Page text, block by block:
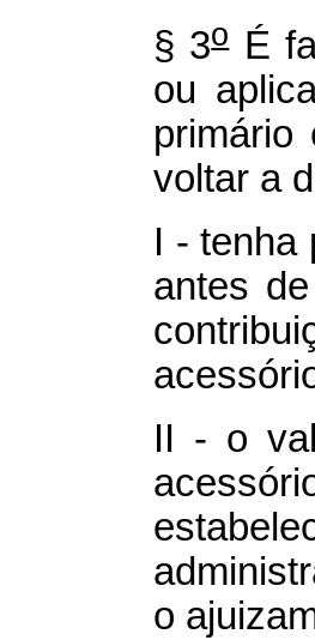
§ 3oÉ
ou
primário
voltar a
I - tenha
antes
II - o
o